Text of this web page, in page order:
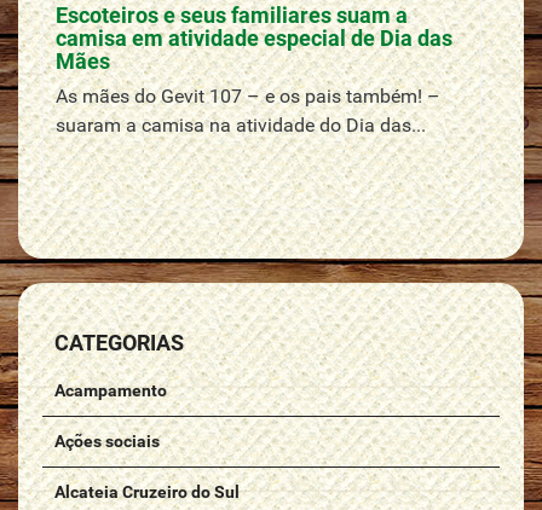
Escoteiros e seus familiares suam a
camisa em atividade especial de Dia das
Mães
As mães do Gevit 107 – e os pais também! –
suaram a camisa na atividade do Dia das...
CATEGORIAS
Acampamento
Ações sociais
Alcateia Cruzeiro do Sul